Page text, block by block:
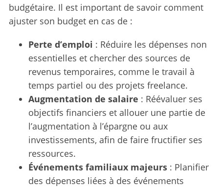
budgétaire. Il est important de savoir comment
ajuster son budget en cas de :
Perte d’emploi : Réduire les dépenses non
essentielles et chercher des sources de
revenus temporaires, comme le travail à
temps partiel ou des projets freelance.
Augmentation de salaire : Réévaluer ses
objectifs financiers et allouer une partie de
l’augmentation à l’épargne ou aux
investissements, afin de faire fructifier ses
ressources.
Événements familiaux majeurs: Planifier
des dépenses liées à des événements